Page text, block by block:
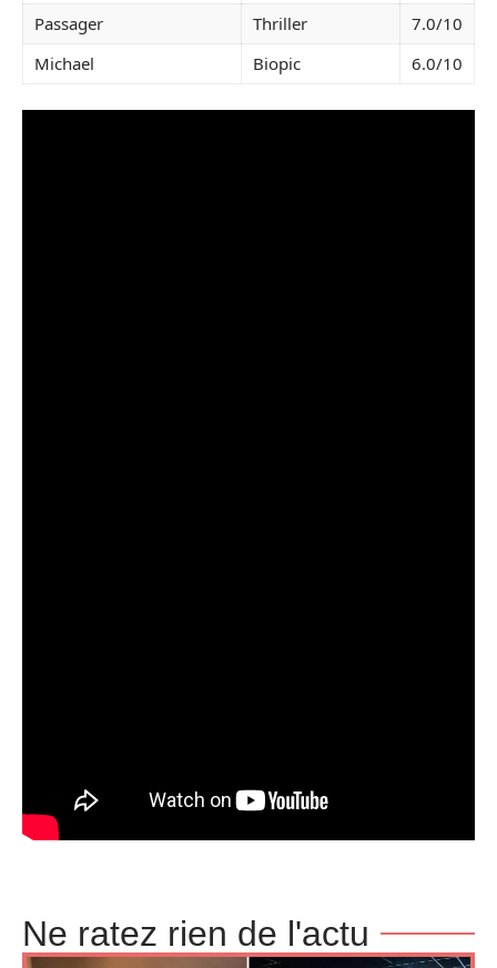
Passager Thriller
7.0/10
Michael
Biopic 6.0/10
Ne ratez rien de l'actu